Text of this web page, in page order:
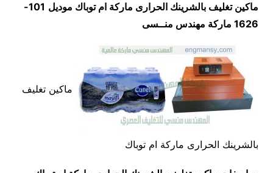
ماكين تغليف بالشرينك الحرارى ماركة ام توباك موديل
101-
1626ماركة مهندس منــسى
ماكين تغليف
بالشرينك الحرارى ماركة ام توباك